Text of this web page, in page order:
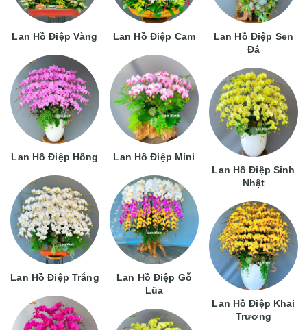
Lan Hồ Điệp Vàng
Lan Hồ Điệp Hồng
Lan Hồ Điệp Trắng
Lan Hồ Điệp Cam
Lan Hồ Điệp Mini
Lan Hồ Điệp Gỗ
Lũa
Lan Hồ Điệp Sen
Đá
Lan Hồ Điệp Sinh
Nhật
Lan Hồ Điệp Khai
Trương